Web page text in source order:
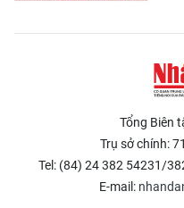
Tổng Biên
Trụ sở chính:
Tel: (84) 24 382 54231/
E-mail: